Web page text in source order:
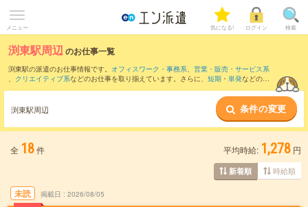
メニュー 気になる! ログイン 検索
渕東駅周辺のお仕事一覧
渕東駅の派遣のお仕事情報です。 オフィスワーク・事務系、 営業・販売・サービス系
、 クリエイティブ系などのお仕事を取り揃えています。さらに、 短期 ・ 単発などの期
また、松本駅
など近隣駅のお仕事もご確
認いただけます。
渕東駅周辺 条件の変更
全 18件 平均時給: 1,278 円
新着順 時給順
未読 掲載日 2026/08/05